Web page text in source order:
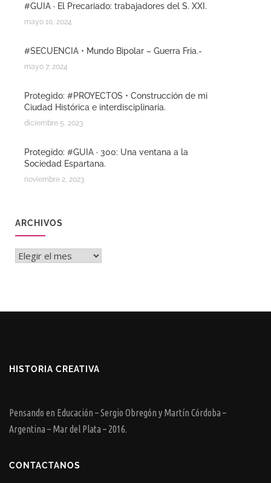
#GUIA · El Precariado: trabajadores del S. XXI.
mayo 10, 2024
#SECUENCIA • Mundo Bipolar – Guerra Fria.-
mayo 7, 2024
Protegido: #PROYECTOS • Construcción de mi
Ciudad Histórica e interdisciplinaria.
diciembre 5, 2023
Protegido: #GUIA · 300: Una ventana a la
Sociedad Espartana.
noviembre 2, 2023
ARCHIVOS
Archivos
HISTORIA CREATIVA
Pensando en Educación – Sergio Obregón y Martín Córdoba –
Argentina – Mar del Plata – 2016.
CONTACTANOS